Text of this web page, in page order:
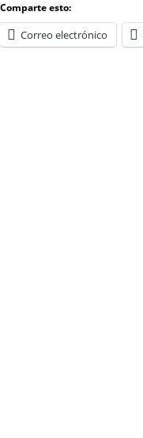
Comparte esto:
Correo electrónico